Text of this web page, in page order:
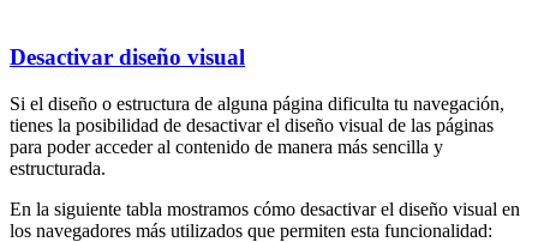
Desactivar diseño visual
Si el diseño o estructura de alguna página dificulta tu navegación,
tienes la posibilidad de desactivar el diseño visual de las páginas
para poder acceder al contenido de manera más sencilla y
estructurada.
En la siguiente tabla mostramos cómo desactivar el diseño visual en
los navegadores más utilizados que permiten esta funcionalidad: